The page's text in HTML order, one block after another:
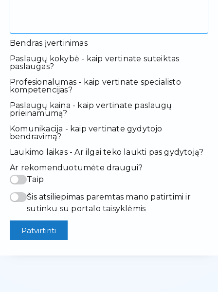
Bendras įvertinimas
Paslaugų kokybė - kaip vertinate suteiktas
paslaugas?
Profesionalumas - kaip vertinate specialisto
kompetencijas?
Paslaugų kaina - kaip vertinate paslaugų
prieinamumą?
Komunikacija - kaip vertinate gydytojo
bendravimą?
Laukimo laikas - Ar ilgai teko laukti pas gydytoją?
Ar rekomenduotumėte draugui?
Taip
Šis atsiliepimas paremtas mano patirtimi ir
sutinku su portalo taisyklėmis
Patvirtinti